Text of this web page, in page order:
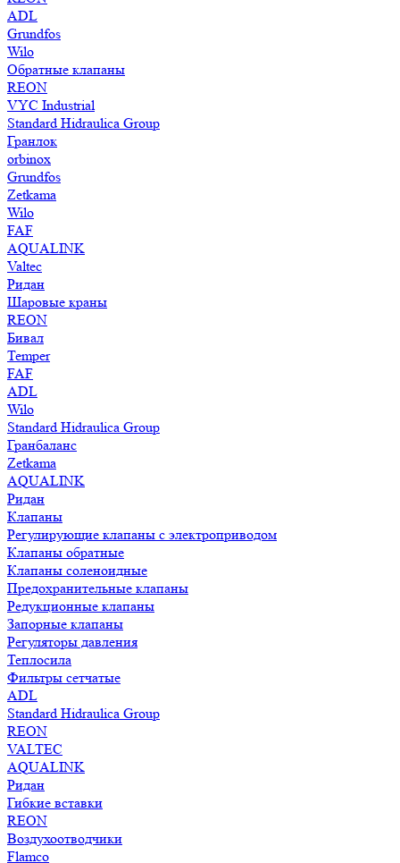
ADL
Grundfos
Wilo
Обратные клапаны
REON
VYC Industrial
Standard Hidraulica Group
Гранлок
orbinox
Grundfos
Zetkama
Wilo
FAF
AQUALINK
Valtec
Ридан
Шаровые краны
REON
Бивал
Temper
FAF
ADL
Wilo
Standard Hidraulica Group
Гранбаланс
Zetkama
AQUALINK
Ридан
Клапаны
Регулирующие клапаны с электроприводом
Клапаны обратные
Клапаны соленоидные
Предохранительные клапаны
Редукционные клапаны
Запорные клапаны
Регуляторы давления
Теплосила
Фильтры сетчатые
ADL
Standard Hidraulica Group
REON
VALTEC
AQUALINK
Ридан
Гибкие вставки
REON
Воздухоотводчики
Flamco